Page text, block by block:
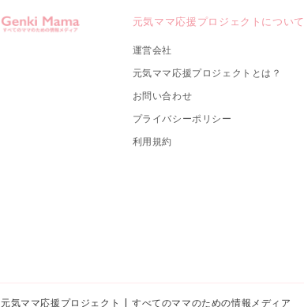
元気ママ応援プロジェクトについて
運営会社
元気ママ応援プロジェクトとは？
お問い合わせ
プライバシーポリシー
利用規約
元気ママ応援プロジェクト | すべてのママのための情報メディア